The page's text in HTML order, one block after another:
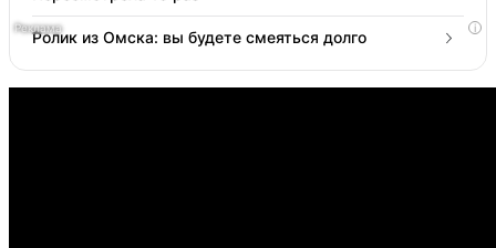
i
Ролик из Омска: вы будете смеяться долго